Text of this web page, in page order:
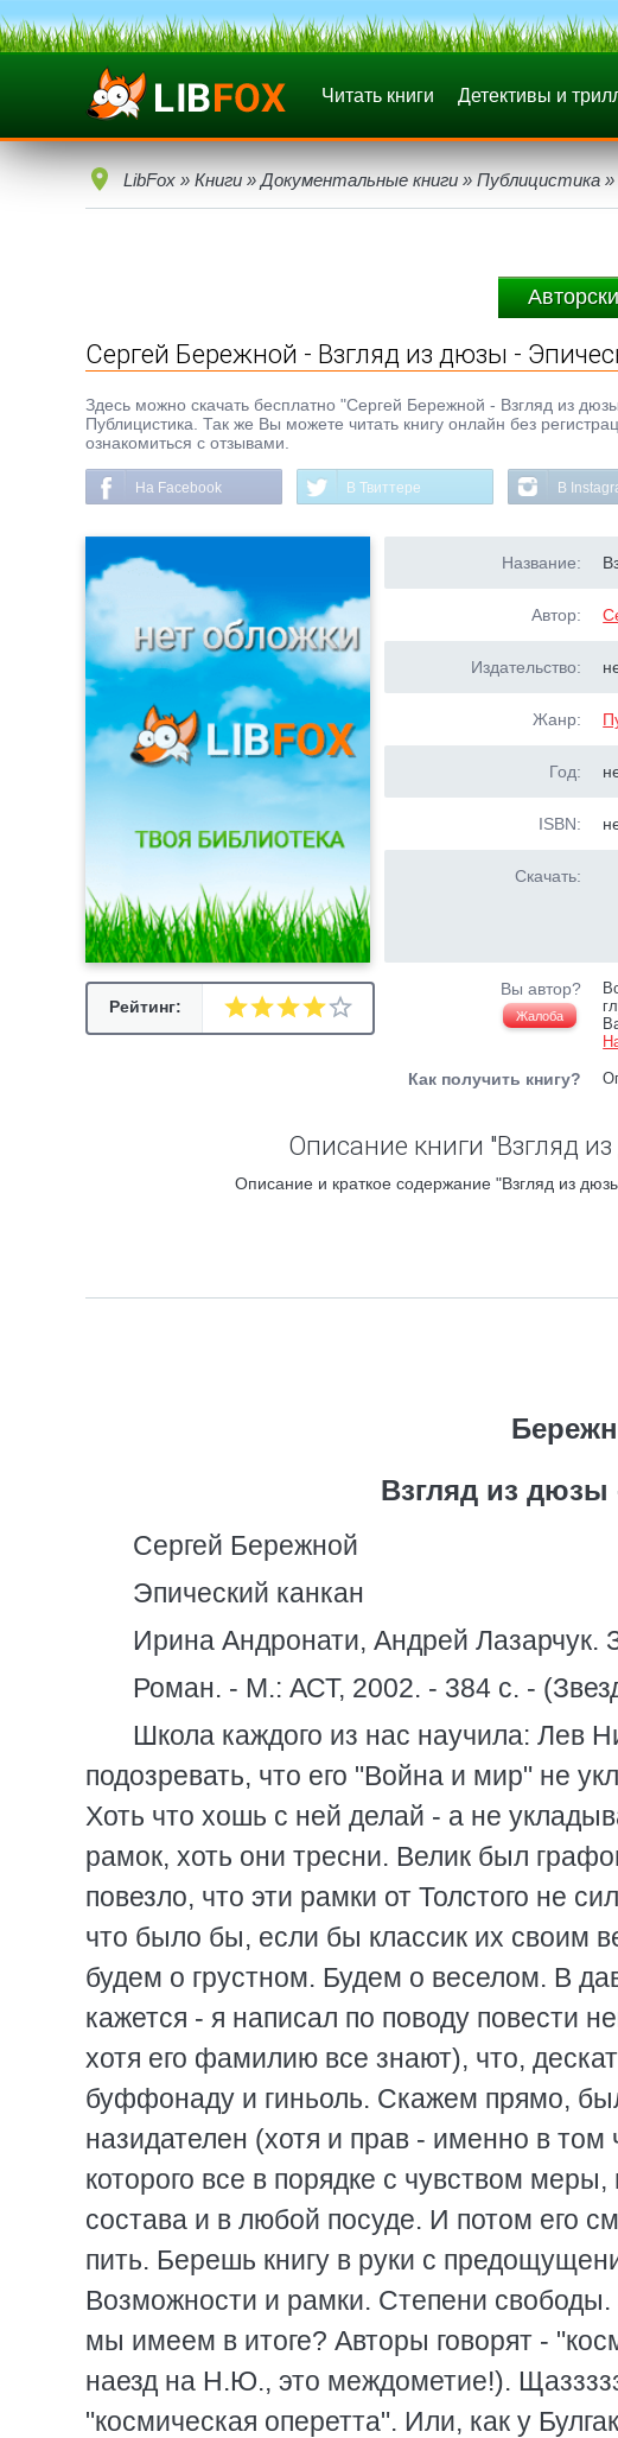
Читать книги Детективы и
LibFox » Книги » Документальные книги » Публицистика »
Сергей Бережной - Взгляд из дюзы -
Здесь можно скачать бесплатно "Сергей Бережной - Взгляд из
Публицистика. Так же Вы можете читать книгу онлайн без
ознакомиться с отзывами.
На Facebook В Твиттере В
Рейтинг:
Название:
Автор:
Издательство:
Жанр:
Год:
ISBN:
Скачать:
Вы автор?
Жалоба
Как получить книгу?
Описание книги "Взгляд
Описание и краткое содержание "Взгляд из
Взгляд из дюзы
Сергей Бережной
Эпический канкан
Ирина Андронати, Андрей Лазарчук.
Роман. - М.: АСТ, 2002. - 384 с. -
Школа каждого из нас научила: Лев
подозревать, что его "Война и мир" не
Хоть что хошь с ней делай - а не
рамок, хоть они тресни. Велик был
повезло, что эти рамки от Толстого не
что было бы, если бы классик их своим
будем о грустном. Будем о веселом. В
кажется - я написал по поводу повести
хотя его фамилию все знают), что,
буффонаду и гиньоль. Скажем прямо,
назидателен (хотя и прав - именно в
которого все в порядке с чувством
состава и в любой посуде. И потом его
пить. Берешь книгу в руки с
Возможности и рамки. Степени
мы имеем в итоге? Авторы говорят -
наезд на H.Ю., это междометие!).
"космическая оперетта". Или, как у